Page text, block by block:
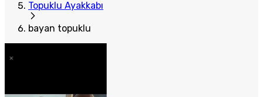
Topuklu Ayakkabı
bayan topuklu